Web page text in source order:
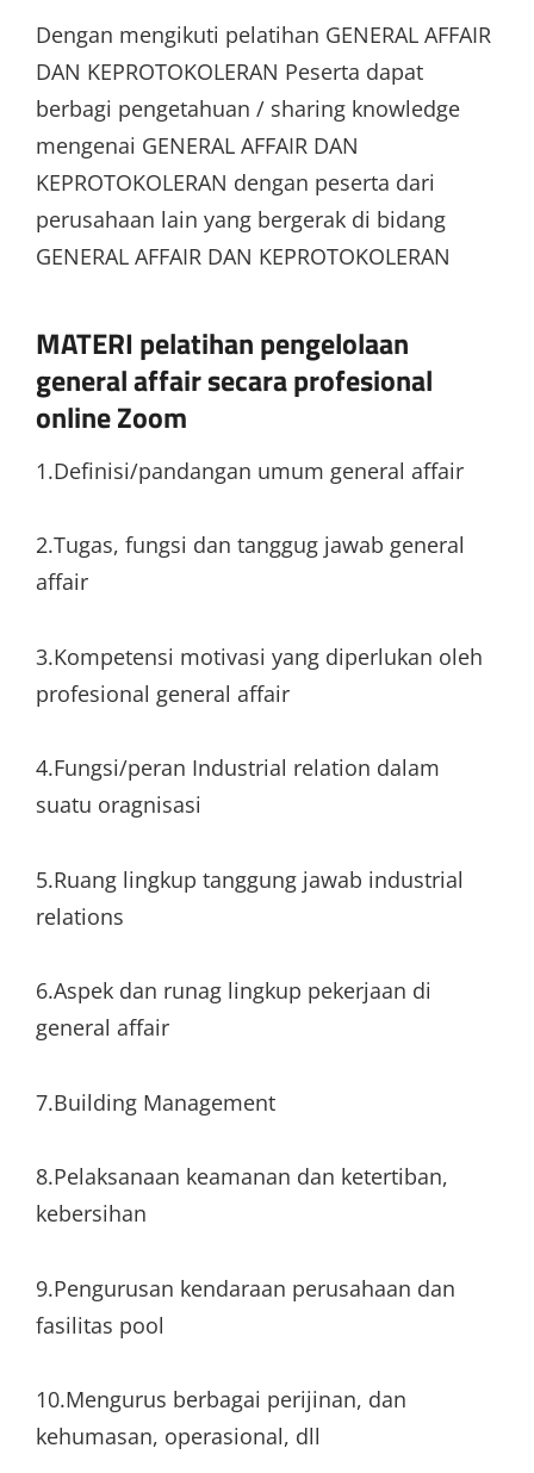
Dengan mengikuti pelatihan GENERAL AFFAIR
DAN KEPROTOKOLERAN Peserta dapat
berbagi pengetahuan / sharing knowledge
mengenai GENERAL AFFAIR DAN
KEPROTOKOLERAN dengan peserta dari
perusahaan lain yang bergerak di bidang
GENERAL AFFAIR DAN KEPROTOKOLERAN
MATERI pelatihan pengelolaan
general affair secara profesional
online Zoom
1.Definisi/pandangan umum general affair
2.Tugas, fungsi dan tanggug jawab general
affair
3.Kompetensi motivasi yang diperlukan oleh
profesional general affair
4.Fungsi/peran Industrial relation dalam
suatu oragnisasi
5.Ruang lingkup tanggung jawab industrial
relations
6.Aspek dan runag lingkup pekerjaan di
general affair
7.Building Management
8.Pelaksanaan keamanan dan ketertiban,
kebersihan
9.Pengurusan kendaraan perusahaan dan
fasilitas pool
10.Mengurus berbagai perijinan, dan
kehumasan, operasional, dll